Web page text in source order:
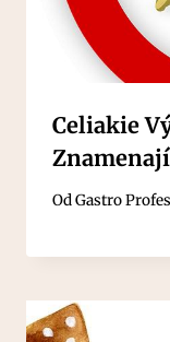
Celiakie
OdGastro